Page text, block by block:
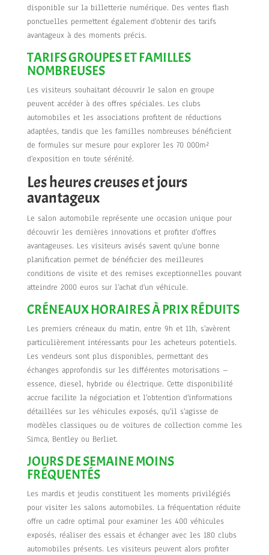
disponible sur la billetterie numérique. Des ventes flash
ponctuelles permettent également d'obtenir des tarifs
avantageux à des moments précis.
TARIFS GROUPES ET FAMILLES
NOMBREUSES
Les visiteurs souhaitant découvrir le salon en groupe
peuvent accéder à des offres spéciales. Les clubs
automobiles et les associations profitent de réductions
adaptées, tandis que les familles nombreuses bénéficient
de formules sur mesure pour explorer les 70 000m²
d'exposition en toute sérénité.
Les heures creuses et jours
avantageux
Le salon automobile représente une occasion unique pour
découvrir les dernières innovations et profiter d'offres
avantageuses. Les visiteurs avisés savent qu'une bonne
planification permet de bénéficier des meilleures
conditions de visite et des remises exceptionnelles pouvant
atteindre 2000 euros sur l'achat d'un véhicule.
CRÉNEAUX HORAIRES À PRIX RÉDUITS
Les premiers créneaux du matin, entre 9h et 11h, s'avèrent
particulièrement intéressants pour les acheteurs potentiels.
Les vendeurs sont plus disponibles, permettant des
échanges approfondis sur les différentes motorisations –
essence, diesel, hybride ou électrique. Cette disponibilité
accrue facilite la négociation et l'obtention d'informations
détaillées sur les véhicules exposés, qu'il s'agisse de
modèles classiques ou de voitures de collection comme les
Simca, Bentley ou Berliet.
JOURS DE SEMAINE MOINS
FRÉQUENTÉS
Les mardis et jeudis constituent les moments privilégiés
pour visiter les salons automobiles. La fréquentation réduite
offre un cadre optimal pour examiner les 400 véhicules
exposés, réaliser des essais et échanger avec les 180 clubs
automobiles présents. Les visiteurs peuvent alors profiter